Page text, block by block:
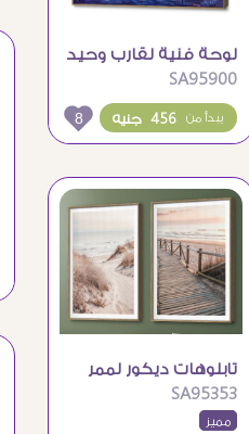
لوحة فنية لقارب وحيد
عند الغروب الساحر
SA95900
456 جنيه يبدأ من 8
تابلوهات ديكور لممر
خشبي على شاطئ
البحر
SA95353
مميز